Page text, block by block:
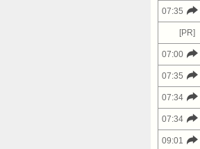
07:35
[PR]
07:00
07:35
07:34
07:34
09:01